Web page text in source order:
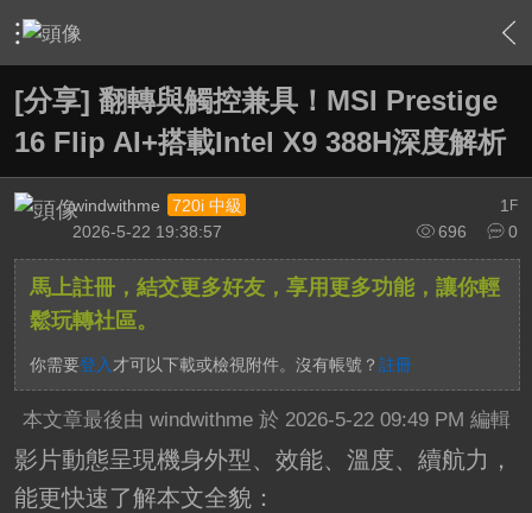
› 軟硬體相關技術 › HTPC 相關軟硬體技術及運用 › 內容
[分享] 翻轉與觸控兼具！MSI Prestige
16 Flip AI+搭載Intel X9 388H深度解析
1 F
windwithme
720i 中級
696
0
2026-5-22 19:38:57
馬上註冊，結交更多好友，享用更多功能，讓你輕
鬆玩轉社區。
你需要登入 才可以下載或檢視附件。沒有帳號？ 註冊
本文章最後由 windwithme 於 2026-5-22 09:49 PM 編輯
影片動態呈現機身外型、效能、溫度、續航力，
能更快速了解本文全貌：